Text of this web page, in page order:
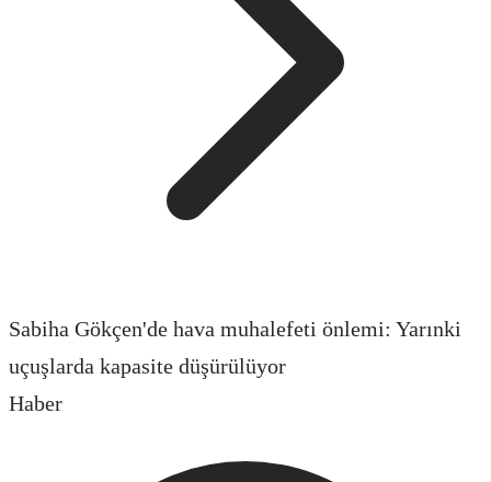
Sabiha Gökçen'de hava muhalefeti önlemi: Yarınki
uçuşlarda kapasite düşürülüyor
Haber